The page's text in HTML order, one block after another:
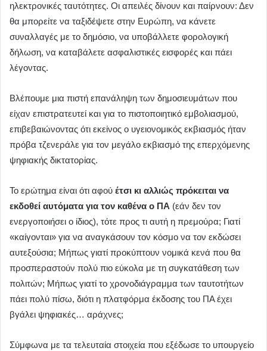
ηλεκτρονικές ταυτότητες. Οι απειλές δίνουν και παίρνουν: Δεν
θα μπορείτε να ταξιδέψετε στην Ευρώπη, να κάνετε
συναλλαγές με το δημόσιο, να υποβάλλετε φορολογική
δήλωση, να καταβάλετε ασφαλιστικές εισφορές και πάει
λέγοντας.
Βλέπουμε μια πιστή επανάληψη των δημοσιευμάτων που
είχαν επιστρατευτεί και για το πιστοποιητικό εμβολιασμού,
επιβεβαιώνοντας ότι εκείνος ο υγειονομικός εκβιασμός ήταν
πρόβα τζενεράλε για τον μεγάλο εκβιασμό της επερχόμενης
ψηφιακής δικτατορίας.
Το ερώτημα είναι ότι αφού έτσι κι αλλιώς πρόκειται να
εκδοθεί αυτόματα για τον καθένα ο ΠΑ (εάν δεν τον
ενεργοποιήσει ο ίδιος), τότε προς τι αυτή η πρεμούρα; Γιατί
«καίγονται» για να αναγκάσουν τον κόσμο να τον εκδώσει
αυτεξούσια; Μήπως γιατί προκύπτουν νομικά κενά που θα
προσπεραστούν πολύ πιο εύκολα με τη συγκατάθεση των
πολιτών; Μήπως γιατί το χρονοδιάγραμμα των ταυτοτήτων
πάει πολύ πίσω, διότι η πλατφόρμα έκδοσης του ΠΑ έχει
βγάλει ψηφιακές… αράχνες;
Σύμφωνα με τα τελευταία στοιχεία που εξέδωσε το υπουργείο